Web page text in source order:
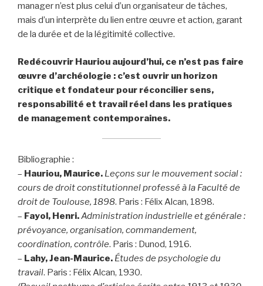
manager n’est plus celui d’un organisateur de tâches,
mais d’un interprète du lien entre œuvre et action, garant
de la durée et de la légitimité collective.
Redécouvrir Hauriou aujourd’hui, ce n’est pas faire
œuvre d’archéologie : c’est ouvrir un horizon
critique et fondateur pour réconcilier sens,
responsabilité et travail réel dans les pratiques
de management contemporaines.
Bibliographie :
– Hauriou, Maurice. Leçons sur le mouvement social :
cours de droit constitutionnel professé à la Faculté de
droit de Toulouse, 1898. Paris : Félix Alcan, 1898.
– Fayol, Henri.Administration industrielle et générale :
prévoyance, organisation, commandement,
coordination, contrôle. Paris : Dunod, 1916.
– Lahy, Jean-Maurice. Études de psychologie du
travail. Paris : Félix Alcan, 1930.